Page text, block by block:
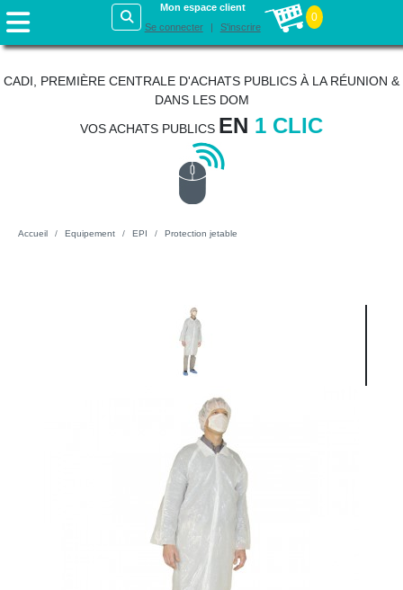
Mon espace client
Se connecter
S'inscrire
0
CADI, PREMIÈRE CENTRALE D'ACHATS PUBLICS À LA RÉUNION &
DANS LES DOM
VOS ACHATS PUBLICS EN 1 CLIC
Accueil Equipement EPI Protection jetable